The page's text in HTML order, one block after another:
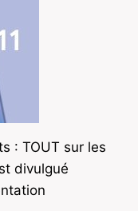
: TOUT sur les
divulgué